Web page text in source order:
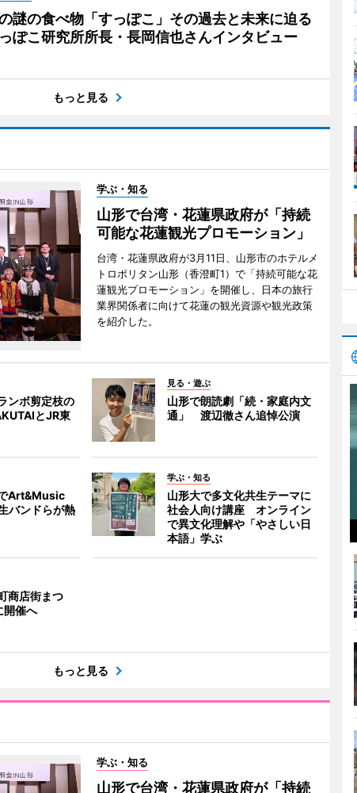
謎の食べ物「すっぽこ」その過去と未来に迫る
ぽこ研究所所長・長岡信也さんインタビュー
もっと見る
学ぶ・知る
山形で台湾・花蓮県政府が「持続
可能な花蓮観光プロモーション」
台湾・花蓮県政府が3月11日、山形市のホテルメ
トロポリタン山形（香澄町1）で「持続可能な花
蓮観光プロモーション」を開催し、日本の旅行
業界関係者に向けて花蓮の観光資源や観光政策
を紹介した。
ンボ剪定枝の
とJR東
見る・遊ぶ
山形で朗読劇「続・家庭内文
通」 渡辺徹さん追悼公演
Art&Music
バンドらが熱
学ぶ・知る
山形大で多文化共生テーマに
社会人向け講座 オンライン
で異文化理解や「やさしい日
本語」学ぶ
商店街まつ
催へ
もっと見る
学ぶ・知る
山形で台湾・花蓮県政府が「持続